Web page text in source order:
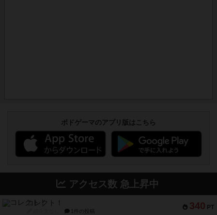
ボドゲーマのアプリ版はこちら
アクセス数 急上昇中
340 PT
コレクト！
1件の投稿